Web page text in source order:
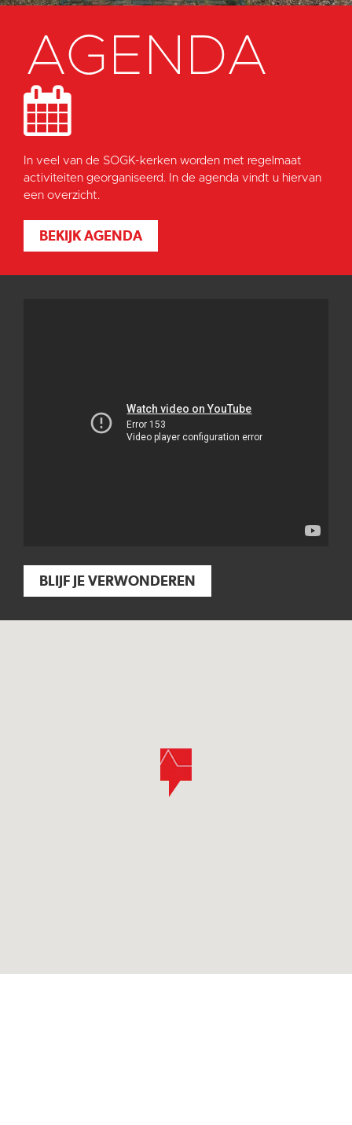
AGENDA
In veel van de SOGK-kerken worden met regelmaat
activiteiten georganiseerd. In de agenda vindt u hiervan
een overzicht.
BEKIJK AGENDA
BLIJF JE VERWONDEREN